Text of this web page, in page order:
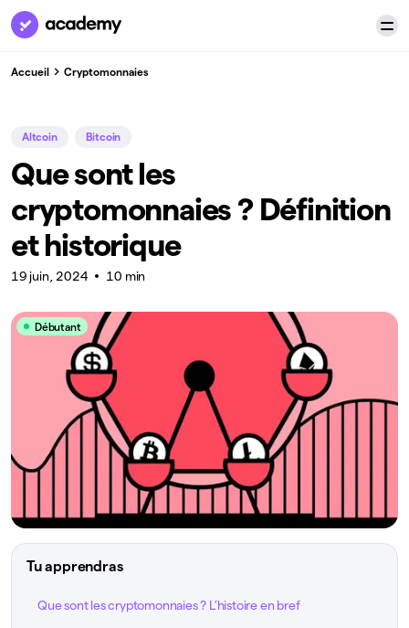
Accueil Cryptomonnaies
Altcoin Bitcoin
Que sont les
cryptomonnaies ? Définition
et historique
19 juin, 2024 10 min
Débutant
Tu apprendras
Que sont les cryptomonnaies ? L’histoire en bref